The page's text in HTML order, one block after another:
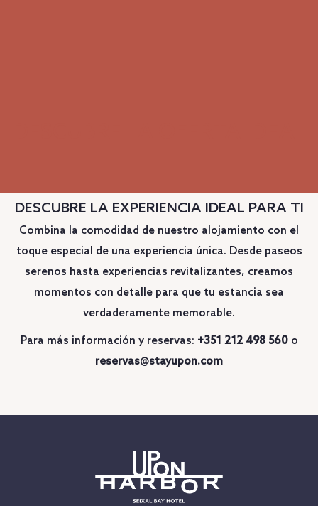
DESCUBRE LA EXPERIENCIA IDEAL PARA TI
Combina la comodidad de nuestro alojamiento con el
toque especial de una experiencia única. Desde paseos
serenos hasta experiencias revitalizantes, creamos
momentos con detalle para que tu estancia sea
verdaderamente memorable.
Para más información y reservas: +351 212 498 560o
reservas@stayupon.com